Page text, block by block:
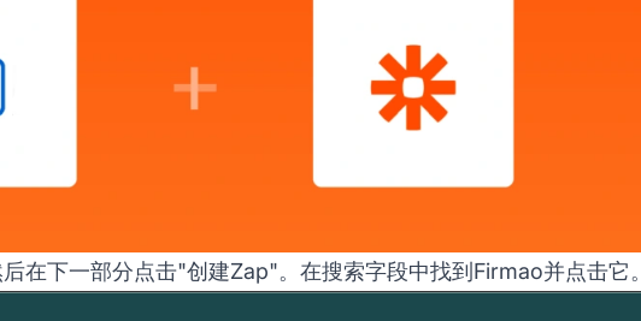
在下一部分点击"创建Zap"。在搜索字段中找到Firmao并点击它。